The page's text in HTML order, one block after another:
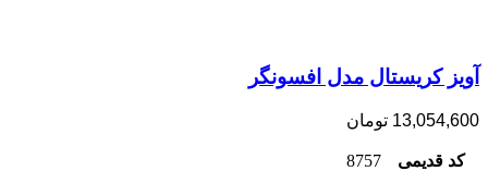
آویز کریستال مدل افسونگر
13,054,600 تومان
کد قدیمی 8757